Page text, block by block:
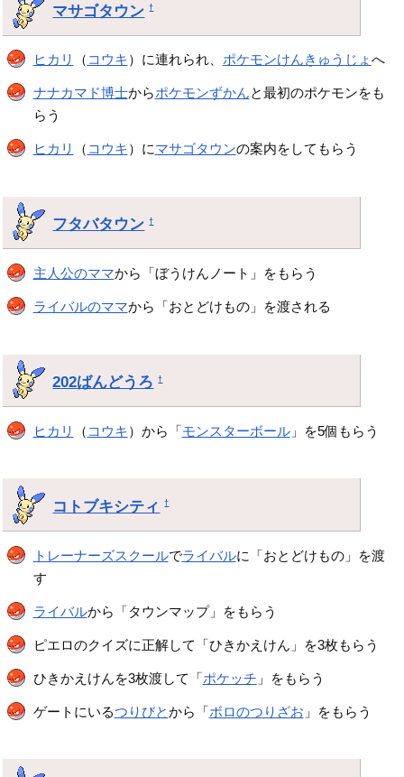
マサゴタウン †
ヒカリ （ コウキ）に連れられ、 ポケモンけんきゅうじょ へ
ナナカマド博士からポケモンずかんと最初のポケモンをも
らう
ヒカリ （ コウキ）にマサゴタウンの案内をしてもらう
フタバタウン †
主人公のママから「ぼうけんノート」をもらう
ライバルのママから「おとどけもの」を渡される
202ばんどうろ †
ヒカリ （ コウキ）から「モンスターボール」を5個もらう
コトブキシティ †
トレーナーズスクールでライバルに「おとどけもの」を渡
す
ライバルから「タウンマップ」をもらう
ピエロのクイズに正解して「ひきかえけん」を3枚もらう
ひきかえけんを3枚渡して「ポケッチ 」をもらう
ゲートにいるつりびとから「ボロのつりざお 」をもらう